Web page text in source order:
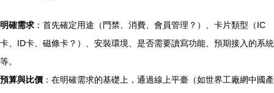
明確需求 ：首先確定用途（門禁、消費、會員管理？）、卡片類型（IC
卡、ID卡、磁條卡？）、安裝環境、是否需要讀寫功能、預期接入的系統
等。
預算與比價 ：在明確需求的基礎上，通過線上平臺（如世界工廠網中國產